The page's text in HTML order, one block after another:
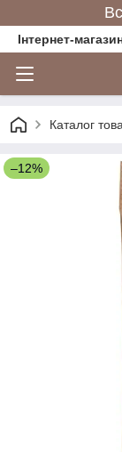
Інтернет-
Каталог
–12%